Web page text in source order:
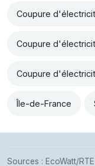
Coupure
Coupure
Coupure
Île-de-France
Sources : EcoWatt/